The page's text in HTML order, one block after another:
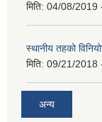
मिति: 04/08/2019
स्थानीय तहको
मिति: 09/21/2018
अन्य